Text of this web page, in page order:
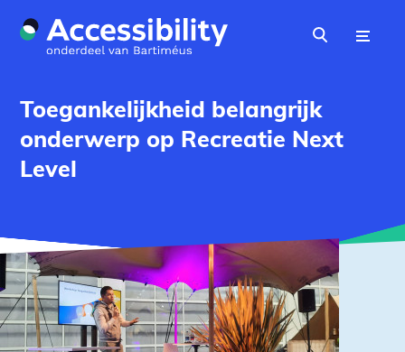
Naar hoofdinhoud
Zoeken
Toegankelijkheid belangrijk
onderwerp op Recreatie Next
Level